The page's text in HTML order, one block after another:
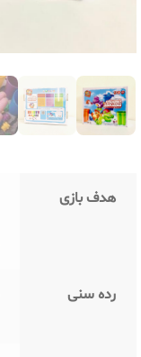
هدف بازی
رده سنی